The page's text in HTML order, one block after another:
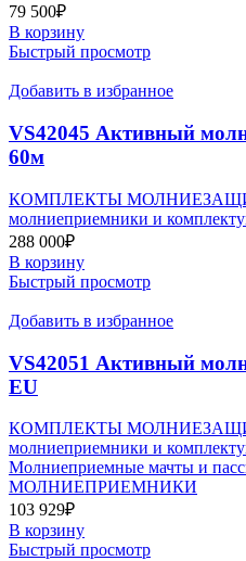
79 500₽
В корзину
Быстрый просмотр
Добавить в избранное
VS42045 Активный
60м
КОМПЛЕКТЫ
молниеприемники и
288 000₽
В корзину
Быстрый просмотр
Добавить в избранное
VS42051 Активный
EU
КОМПЛЕКТЫ
молниеприемники и
Молниеприемные мачты и
МОЛНИЕПРИЕМНИКИ
103 929₽
В корзину
Быстрый просмотр